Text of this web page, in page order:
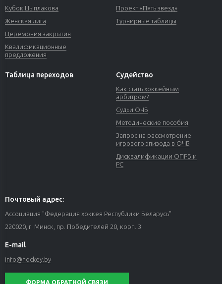
Кубок Цыплакова
Женская лига
Церемония закрытия
Квалификационные
предложения
Проект «Пять звезд»
Турнирные таблицы
Таблица переходов Судейство
Как стать хоккейным
арбитром?
Судьи ОЧБ
Методические пособия
Запрос на рассмотрение
игрового эпизода в ОЧБ
Дисквалификации ОПРБ и
РС
Почтовый адрес:
Ассоциация "Федерация хоккея Республики Беларусь"
220020, г. Минск, пр. Победителей 20, корп. 3
E-mail
info@hockey.by
ФОРМА ОБРАТНОЙ СВЯЗИ